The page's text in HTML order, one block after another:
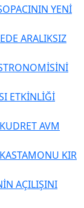
YENİ
ARALIKSIZ
ETKİNLİĞİ
AVM
KIR
AÇILIŞINI